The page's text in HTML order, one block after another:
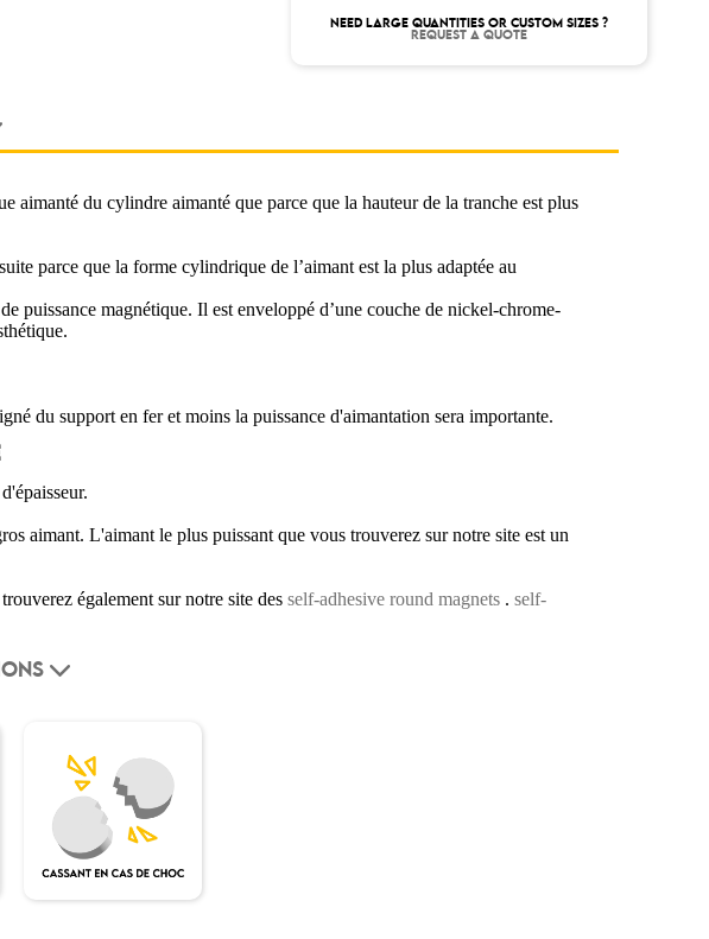
NEED LARGE QUANTITIES OR CUSTOM SIZES ?
REQUEST A QUOTE
aimanté du cylindre aimanté que parce que la hauteur de la tranche est plus
parce que la forme cylindrique de l’aimant est la plus adaptée au
puissance magnétique. Il est enveloppé d’une couche de nickel-chrome-
du support en fer et moins la puissance d'aimantation sera importante.
aimant. L'aimant le plus puissant que vous trouverez sur notre site est un
également sur notre site desself-adhesive round magnets .self-